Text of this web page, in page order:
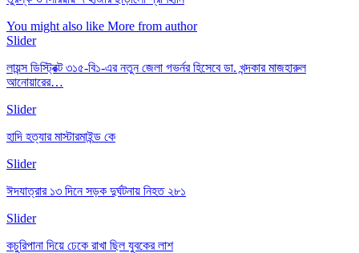
You might also like More from author
Slider
লায়ন্স ডিস্ট্রিক্ট ৩১৫-বি১-এর নতুন জেলা গভর্নর হিসেবে ডা. খন্দকার মাজহারুল
আনোয়ারের…
Slider
হাদি হত্যার মাস্টারমাইন্ড কে
Slider
ঈদযাত্রার ১৩ দিনে সড়ক দুর্ঘটনায় নিহত ২৮১
Slider
কচুরিপানা দিয়ে ঢেকে রাখা ছিল যুবকের লাশ